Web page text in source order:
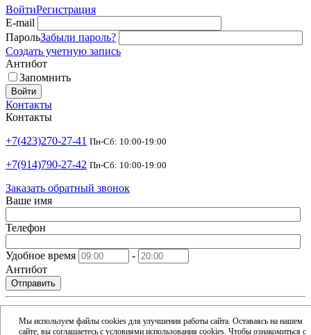
Мы используем файлы cookies для улучшения работы сайта. Оставаясь на нашем
сайте, вы соглашаетесь с условиями использования cookies. Чтобы ознакомиться с
ВойтиРегистрация
E-mail
ПарольЗабыли пароль?
Создать учетную запись
Антибот
Запомнить
Войти
Контакты
Контакты
+7(423)270-27-41 Пн-Сб: 10:00-19:00
+7(914)790-27-42 Пн-Сб: 10:00-19:00
Заказать обратный звонок
Ваше имя
Телефон
Удобное время
-
Антибот
Отправить
Email